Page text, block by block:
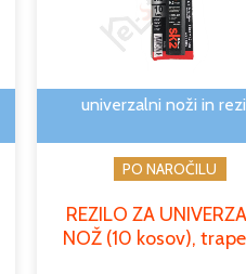
univerzalni noži in
PO NAROČILU
REZILO ZA
NOŽ (10 kosov),